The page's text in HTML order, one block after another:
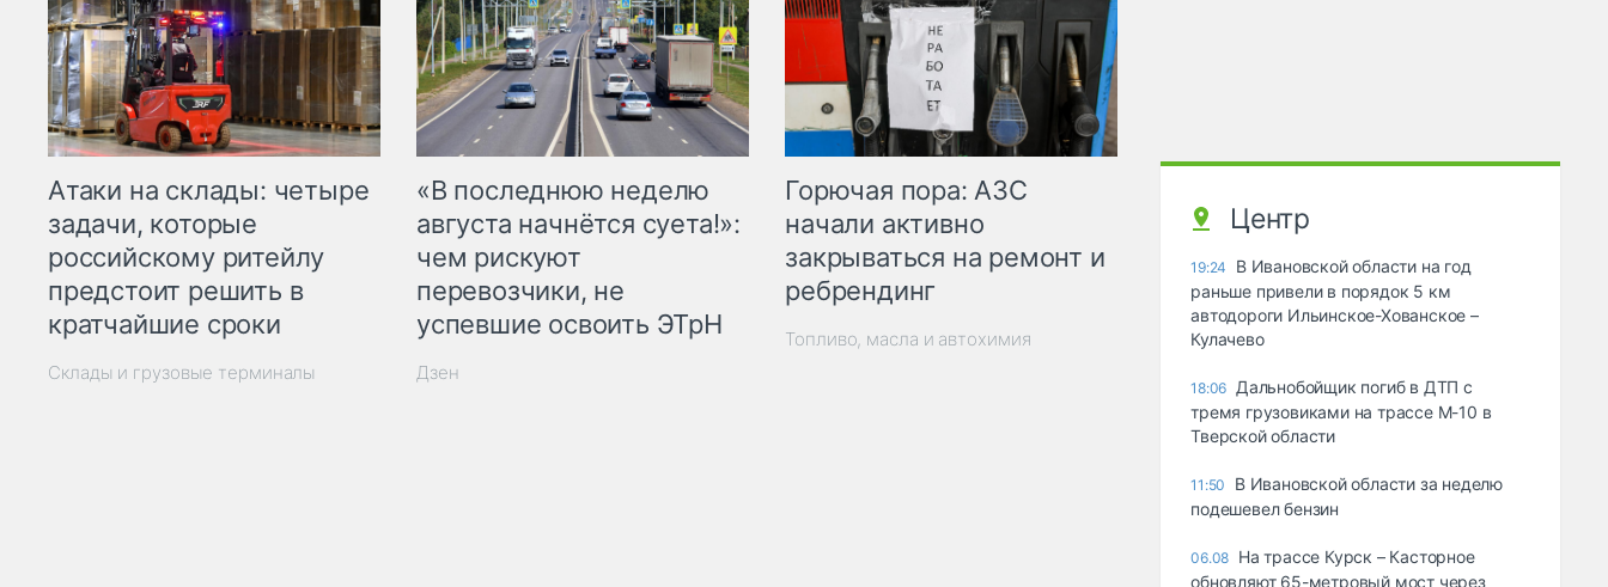
Атаки на склады: четыре
задачи, которые
российскому ритейлу
предстоит решить в
кратчайшие сроки
Склады и грузовые терминалы
«В последнюю неделю
августа начнётся суета!»:
чем рискуют
перевозчики, не
успевшие освоить ЭТрН
Дзен
Горючая пора: АЗС
начали активно
закрываться на ремонт и
ребрендинг
Топливо, масла и автохимия
Центр
19:24
В Ивановской области на год
раньше привели в порядок 5 км
автодороги Ильинское-Хованское –
Кулачево
18:06 Дальнобойщик погиб в ДТП с
тремя грузовиками на трассе М-10 в
Тверской области
11:50
В Ивановской области за неделю
подешевел бензин
06.08 На трассе Курск – Касторное
обновляют 65-метровый мост через